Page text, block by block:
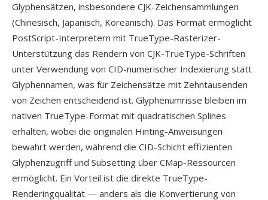
Glyphensätzen, insbesondere CJK-Zeichensammlungen
(Chinesisch, Japanisch, Koreanisch). Das Format ermöglicht
PostScript-Interpretern mit TrueType-Rasterizer-
Unterstützung das Rendern von CJK-TrueType-Schriften
unter Verwendung von CID-numerischer Indexierung statt
Glyphennamen, was für Zeichensätze mit Zehntausenden
von Zeichen entscheidend ist. Glyphenumrisse bleiben im
nativen TrueType-Format mit quadratischen Splines
erhalten, wobei die originalen Hinting-Anweisungen
bewahrt werden, während die CID-Schicht effizienten
Glyphenzugriff und Subsetting über CMap-Ressourcen
ermöglicht. Ein Vorteil ist die direkte TrueType-
Renderingqualität — anders als die Konvertierung von